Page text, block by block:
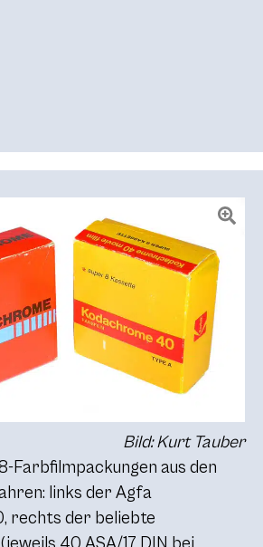
Bild: Kurt Tauber
Farbfilmpackungen aus den
links der Agfa
rechts der beliebte